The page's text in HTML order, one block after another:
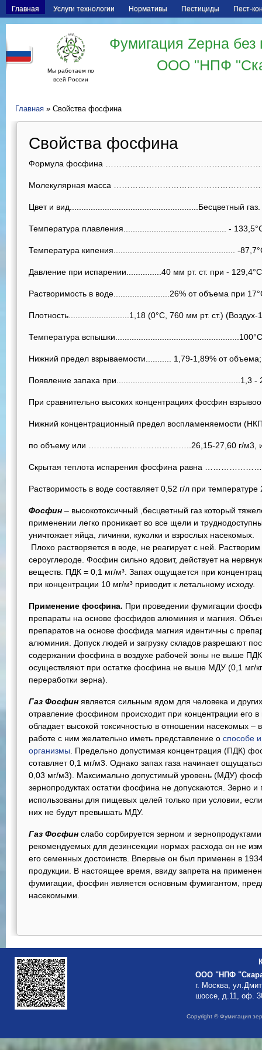
Главная Услуги технологии Нормативы Пестициды Пест-
Мы работаем по
всей России
Фумигация Zерна
ООО "НПФ
Главная » Свойства фосфина
Свойства фосфина
Формула фосфина
Молекулярная масса
Цвет и вид.......................................................Бесцветный газ.
Температура плавления............................................ -
Температура кипения.................................................... -
Давление при испарении...............40 мм рт. ст. при -
Растворимость в воде........................26% от объема при
Плотность..........................1,18 (0°С, 760 мм рт. ст.) (Воздух-
Температура
Нижний предел взрываемости........... 1,79-1,89% от объема;
Появление запаха при.....................................................1,3 -
При сравнительно высоких концентрациях фосфин
Нижний концентрационный предел воспламеняемости
по объему или ………………………………..26,15-27,60 г/м3,
Скрытая теплота испарения фосфина равна
Растворимость в воде составляет 0,52 г/л при
Фосфин – высокотоксичный ,бесцветный газ который
применении легко проникает во все щели и
уничтожает яйца, личинки, куколки и взрослых насекомых.
Плохо растворяется в воде, не реагирует с ней.
сероуглероде. Фосфин сильно ядовит, действует на
веществ. ПДК = 0,1 мг/м³. Запах ощущается при
при концентрации 10 мг/м³ приводит к летальному исходу.
Применение фосфина. При проведении фумигации
препараты на основе фосфидов алюминия и магния.
препаратов на основе фосфида магния идентичны с
алюминия. Допуск людей и загрузку складов разрешают
содержании фосфина в воздухе рабочей зоны не выше
осуществляют при остатке фосфина не выше МДУ (0,1 мг/
переработки зерна).
Газ Фосфин является сильным ядом для человека и
отравление фосфином происходит при концентрации его
обладает высокой токсичностью в отношении насекомых –
работе с ним желательно иметь представление о способе
организмы . Предельно допустимая концентрация (ПДК)
сотавляет 0,1 мг/м3. Однако запах газа начинает
0,03 мг/м3). Максимально допустимый уровень (МДУ)
зернопродуктах остатки фосфина не допускаются. Зерно и
использованы для пищевых целей только при условии,
них не будут превышать МДУ.
Газ Фосфин слабо сорбируется зерном и
рекомендуемых для дезинсекции нормах расхода он не
его семенных достоинств. Впервые он был применен в
продукции. В настоящее время, ввиду запрета на
фумигации, фосфин является основным фумигантом,
насекомыми.
ООО "НПФ
г. Москва,
шоссе, д.11, оф.
Copyright © Фумигация